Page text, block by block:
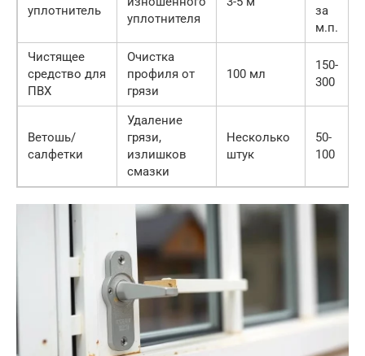
уплотнитель
уплотнителя
за
м.п.
Чистящее
средство для
ПВХ
Очистка
профиля от
грязи
100 мл
150-
300
Ветошь/
салфетки
Удаление
грязи,
излишков
смазки
Несколько
штук
50-
100